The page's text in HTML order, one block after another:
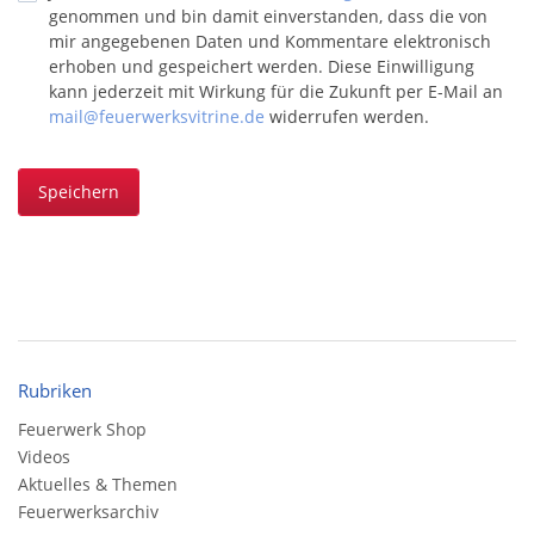
genommen und bin damit einverstanden, dass die von
mir angegebenen Daten und Kommentare elektronisch
erhoben und gespeichert werden. Diese Einwilligung
kann jederzeit mit Wirkung für die Zukunft per E-Mail an
mail@feuerwerksvitrine.de widerrufen werden.
Speichern
Rubriken
Feuerwerk Shop
Videos
Aktuelles & Themen
Feuerwerksarchiv